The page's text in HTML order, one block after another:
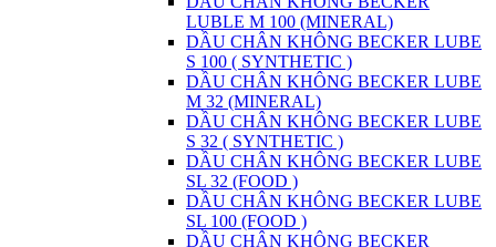
LUBLE M 100 (MINERAL)
DẦU CHÂN KHÔNG BECKER LUBE
S 100 ( SYNTHETIC )
DẦU CHÂN KHÔNG BECKER LUBE
M 32 (MINERAL)
DẦU CHÂN KHÔNG BECKER LUBE
S 32 ( SYNTHETIC )
DẦU CHÂN KHÔNG BECKER LUBE
SL 32 (FOOD )
DẦU CHÂN KHÔNG BECKER LUBE
SL 100 (FOOD )
DẦU CHÂN KHÔNG BECKER